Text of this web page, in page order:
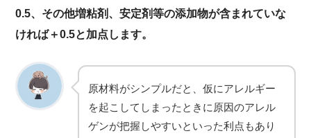
0.5、その他増粘剤、安定剤等の添加物が含まれていな
ければ＋0.5と加点します。
原材料がシンプルだと、仮にアレルギー
を起こしてしまったときに原因のアレル
ゲンが把握しやすいといった利点もあり